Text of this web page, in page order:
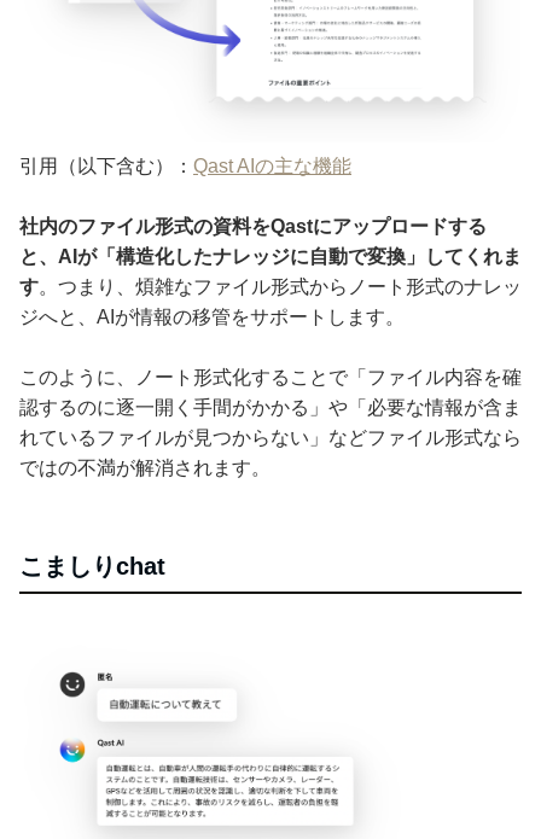
引用（以下含む）： Qast AIの主な機能
社内のファイル形式の資料をQastにアップロードする
と、AIが「構造化したナレッジに自動で変換」してくれま
す。つまり、煩雑なファイル形式からノート形式のナレッ
ジへと、AIが情報の移管をサポートします。
このように、ノート形式化することで「ファイル内容を確
認するのに逐一開く手間がかかる」や「必要な情報が含ま
れているファイルが見つからない」などファイル形式なら
ではの不満が解消されます。
こましりchat